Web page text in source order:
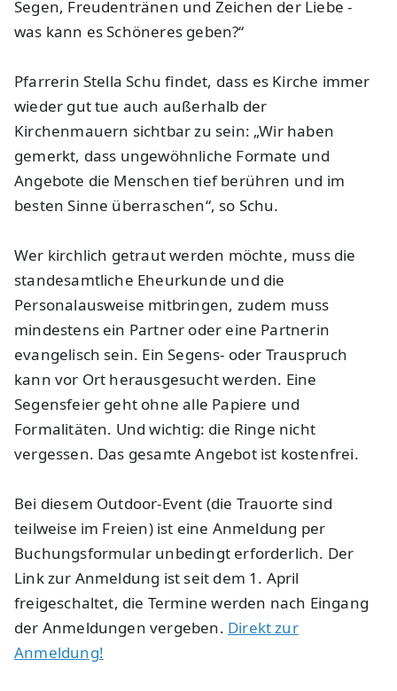
Segen, Freudentränen und Zeichen der Liebe -
was kann es Schöneres geben?“
Pfarrerin Stella Schu findet, dass es Kirche immer
wieder gut tue auch außerhalb der
Kirchenmauern sichtbar zu sein: „Wir haben
gemerkt, dass ungewöhnliche Formate und
Angebote die Menschen tief berühren und im
besten Sinne überraschen“, so Schu.
Wer kirchlich getraut werden möchte, muss die
standesamtliche Eheurkunde und die
Personalausweise mitbringen, zudem muss
mindestens ein Partner oder eine Partnerin
evangelisch sein. Ein Segens- oder Trauspruch
kann vor Ort herausgesucht werden. Eine
Segensfeier geht ohne alle Papiere und
Formalitäten. Und wichtig: die Ringe nicht
vergessen. Das gesamte Angebot ist kostenfrei.
Bei diesem Outdoor-Event (die Trauorte sind
teilweise im Freien) ist eine Anmeldung per
Buchungsformular unbedingt erforderlich. Der
Link zur Anmeldung ist seit dem 1. April
freigeschaltet, die Termine werden nach Eingang
der Anmeldungen vergeben. Direkt zur
Anmeldung!